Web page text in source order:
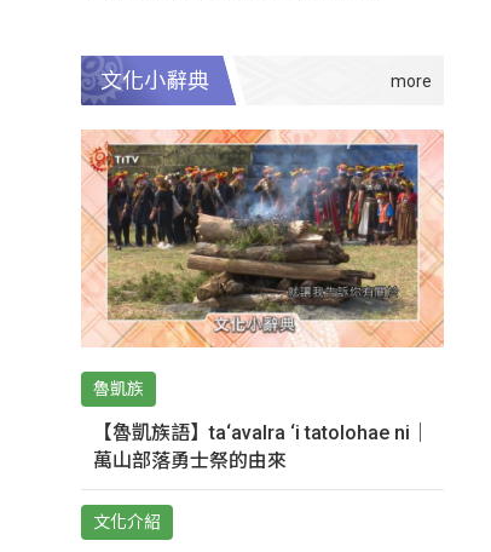
文化小辭典
魯凱族
【魯凱族語】ta‘avalra ‘i tatolohae ni｜
萬山部落勇士祭的由來
文化介紹